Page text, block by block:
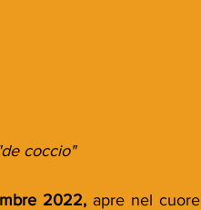
coccio"
2022, apre nel